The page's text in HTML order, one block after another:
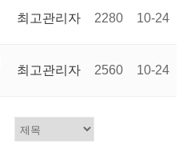
최고관리자 2280 10-24
최고관리자 2560 10-24